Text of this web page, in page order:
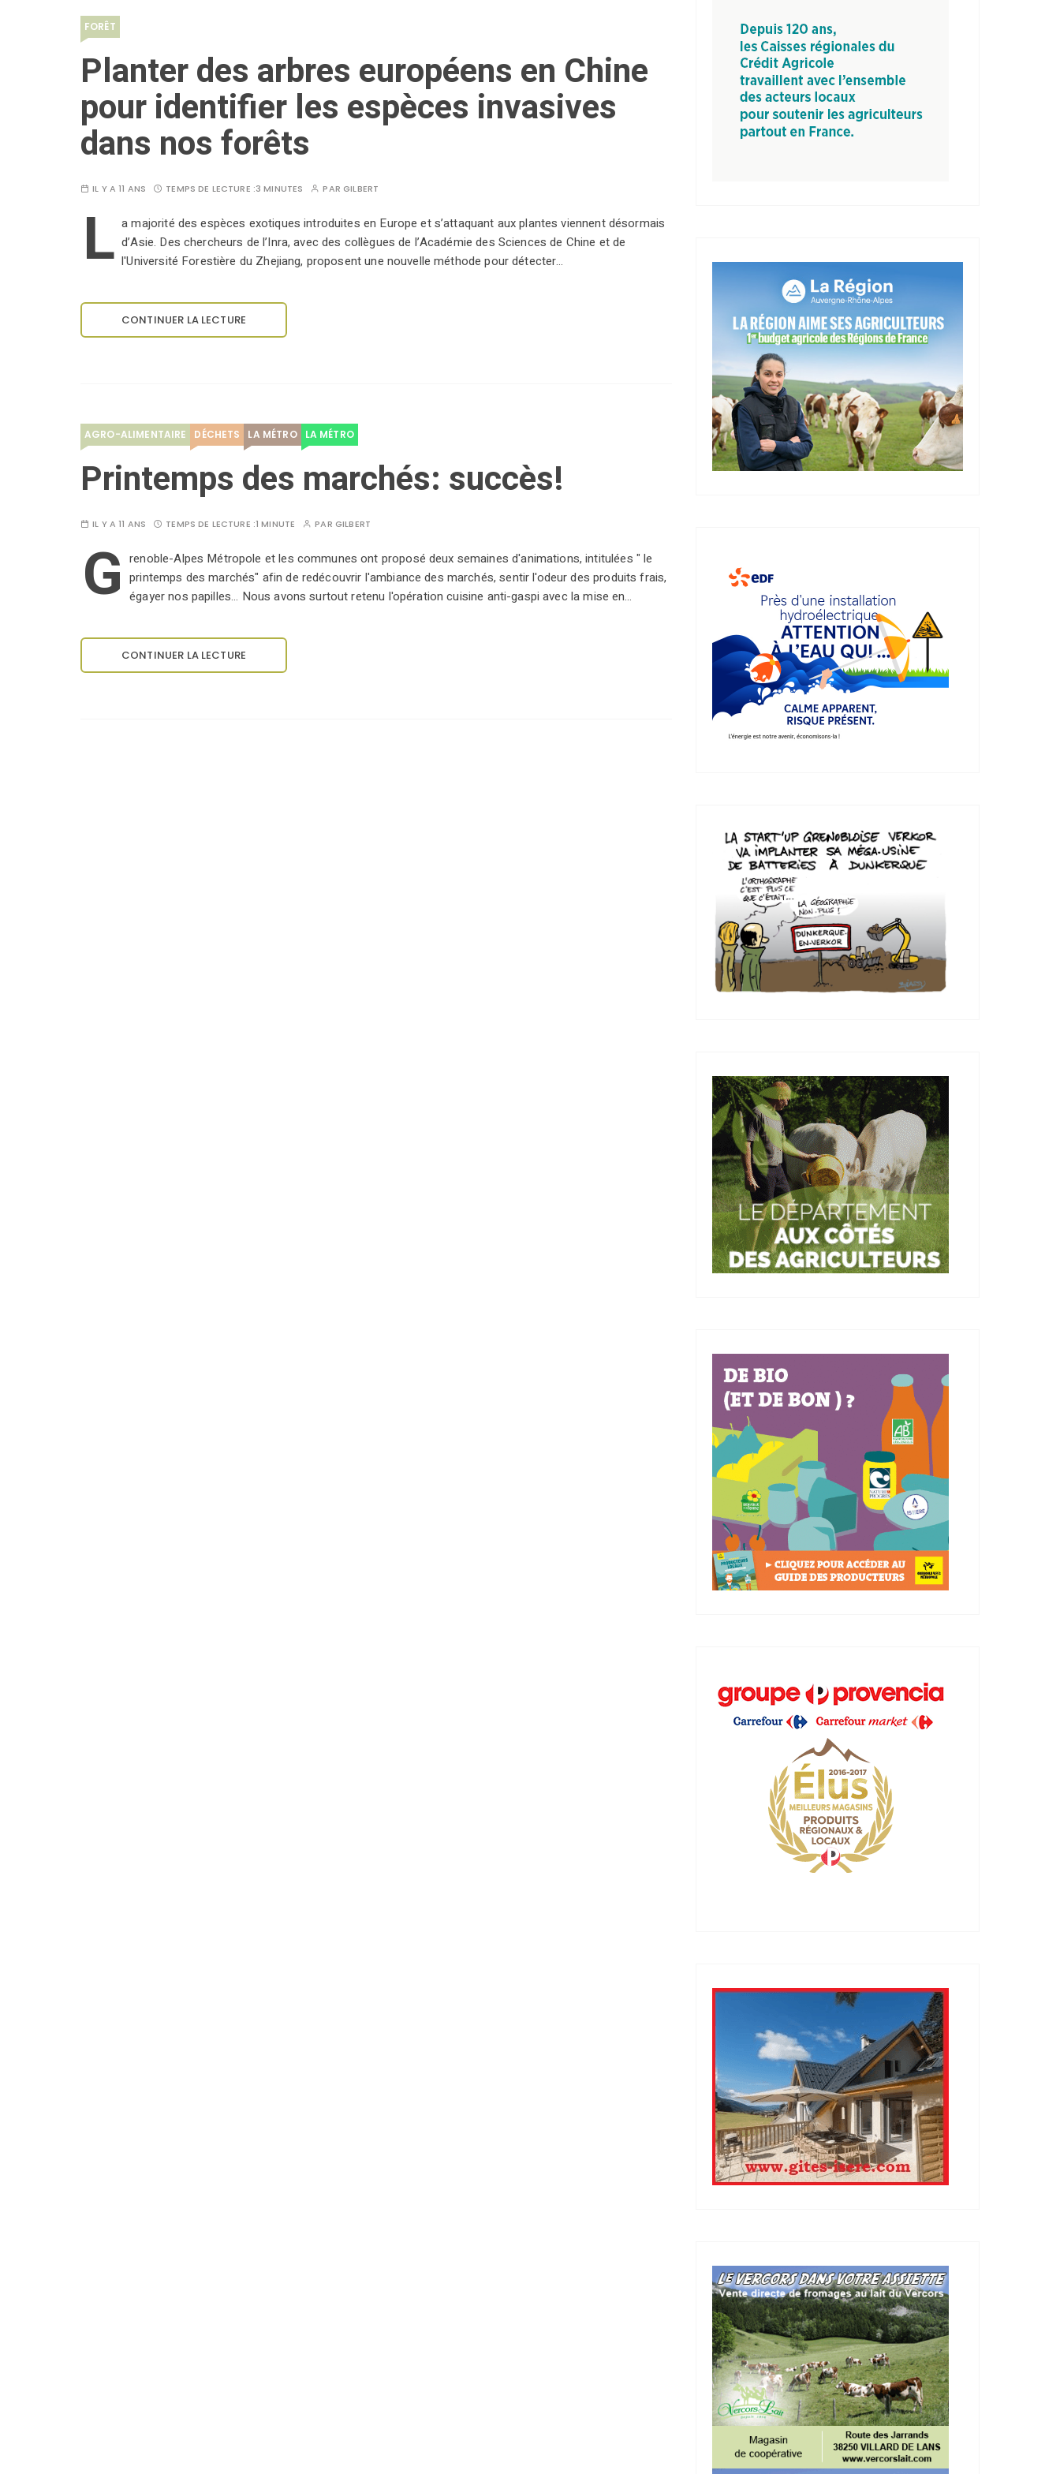
FORÊT
Planter des arbres européens en Chine
pour identifier les espèces invasives
dans nos forêts
IL Y A 11 ANS TEMPS DE LECTURE :3 MINUTES PARGILBERT
L a majorité des espèces exotiques introduites en Europe et s’attaquant aux plantes viennent désormais
d’Asie. Des chercheurs de l’Inra, avec des collègues de l’Académie des Sciences de Chine et de
l'Université Forestière du Zhejiang, proposent une nouvelle méthode pour détecter…
CONTINUER LA LECTURE
AGRO-ALIMENTAIRE DÉCHETS LA MÉTRO LA MÉTRO
Printemps des marchés: succès!
IL Y A 11 ANS TEMPS DE LECTURE :1 MINUTE PAR GILBERT
G renoble-Alpes Métropole et les communes ont proposé deux semaines d'animations, intitulées " le
printemps des marchés" afin de redécouvrir l'ambiance des marchés, sentir l'odeur des produits frais,
égayer nos papilles... Nous avons surtout retenu l'opération cuisine anti-gaspi avec la mise en…
CONTINUER LA LECTURE